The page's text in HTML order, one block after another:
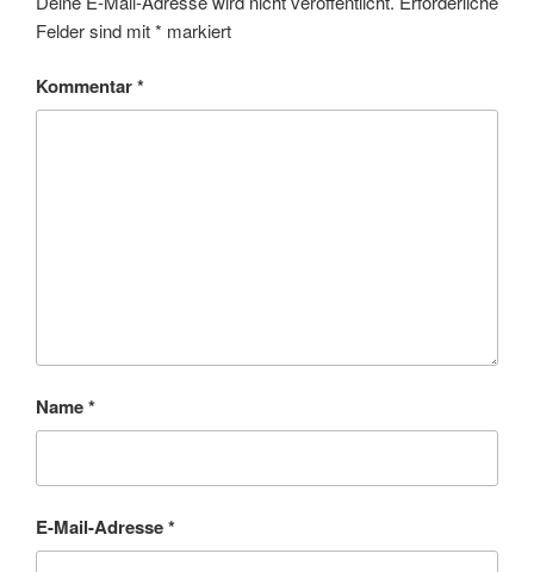
Felder sind mit* markiert
Kommentar*
Name*
E-Mail-Adresse*